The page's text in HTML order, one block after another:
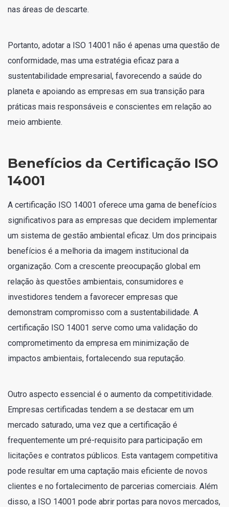
nas áreas de descarte.
Portanto, adotar a ISO 14001 não é apenas uma questão de
conformidade, mas uma estratégia eficaz para a
sustentabilidade empresarial, favorecendo a saúde do
planeta e apoiando as empresas em sua transição para
práticas mais responsáveis e conscientes em relação ao
meio ambiente.
Benefícios da Certificação ISO
14001
A certificação ISO 14001 oferece uma gama de benefícios
significativos para as empresas que decidem implementar
um sistema de gestão ambiental eficaz. Um dos principais
benefícios é a melhoria da imagem institucional da
organização. Com a crescente preocupação global em
relação às questões ambientais, consumidores e
investidores tendem a favorecer empresas que
demonstram compromisso com a sustentabilidade. A
certificação ISO 14001 serve como uma validação do
comprometimento da empresa em minimização de
impactos ambientais, fortalecendo sua reputação.
Outro aspecto essencial é o aumento da competitividade.
Empresas certificadas tendem a se destacar em um
mercado saturado, uma vez que a certificação é
frequentemente um pré-requisito para participação em
licitações e contratos públicos. Esta vantagem competitiva
pode resultar em uma captação mais eficiente de novos
clientes e no fortalecimento de parcerias comerciais. Além
disso, a ISO 14001 pode abrir portas para novos mercados,